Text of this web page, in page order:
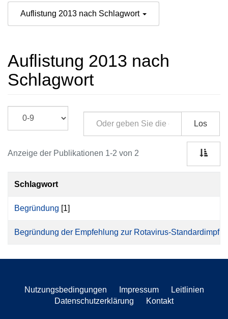
Auflistung 2013 nach Schlagwort
Auflistung 2013 nach
Schlagwort
Los
Anzeige der Publikationen 1-2 von 2
Schlagwort
Begründung [1]
Begründung der Empfehlung zur Rotavirus-
Nutzungsbedingungen Impressum
Leitlinien
Datenschutzerklärung
Kontakt